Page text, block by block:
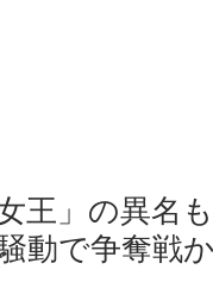
王」の異名
動で争奪戦か